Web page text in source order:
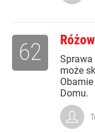
może
Domu.
62